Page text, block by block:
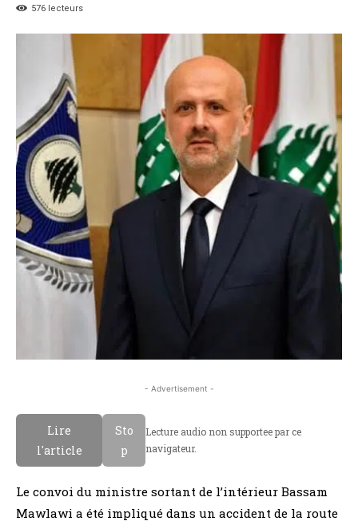
576 lecteurs
- Advertisement -
Lire
l'article
Sto
p
Lecture audio non supportee par ce
navigateur.
Le convoi du ministre sortant de l’intérieur Bassam
Mawlawi a été impliqué dans un accident de la route